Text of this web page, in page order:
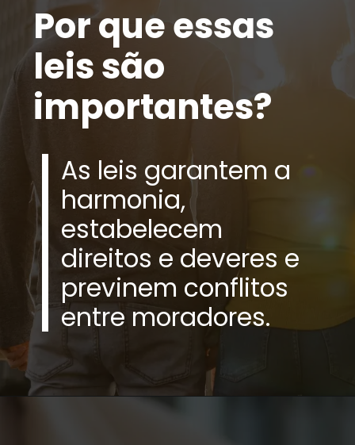
Por que essas
leis são
importantes?
As leis garantem a
harmonia,
estabelecem
direitos e deveres e
previnem conflitos
entre moradores.